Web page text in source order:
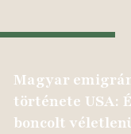
Magyar
története USA:
boncolt